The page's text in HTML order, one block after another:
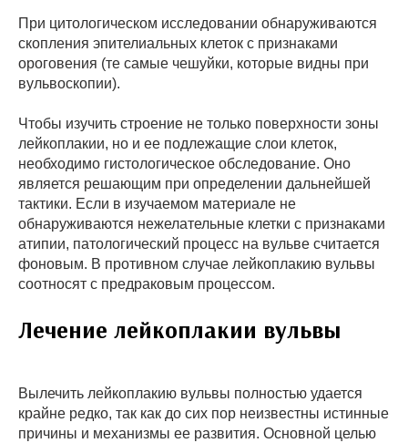
При цитологическом исследовании обнаруживаются
скопления эпителиальных клеток с признаками
ороговения (те самые чешуйки, которые видны при
вульвоскопии).
Чтобы изучить строение не только поверхности зоны
лейкоплакии, но и ее подлежащие слои клеток,
необходимо гистологическое обследование. Оно
является решающим при определении дальнейшей
тактики. Если в изучаемом материале не
обнаруживаются нежелательные клетки с признаками
атипии, патологический процесс на вульве считается
фоновым. В противном случае лейкоплакию вульвы
соотносят с предраковым процессом.
Лечение лейкоплакии вульвы
Вылечить лейкоплакию вульвы полностью удается
крайне редко, так как до сих пор неизвестны истинные
причины и механизмы ее развития. Основной целью